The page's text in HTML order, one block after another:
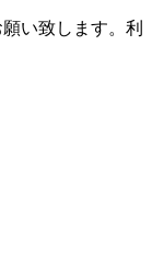
い致します。利